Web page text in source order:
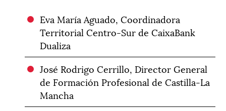
Eva María Aguado, Coordinadora
Territorial Centro-Sur de CaixaBank
Dualiza
José Rodrigo Cerrillo, Director General
de Formación Profesional de Castilla-La
Mancha